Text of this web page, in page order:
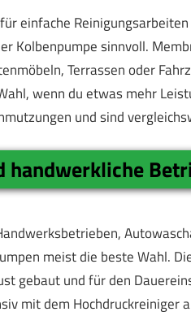
einfache
Kolbenpumpe sinnvoll.
Terrassen oder
wenn du etwas mehr
und sind
handwerkliche
meist die beste Wahl.
gebaut und für den
mit dem Hochdruckreiniger